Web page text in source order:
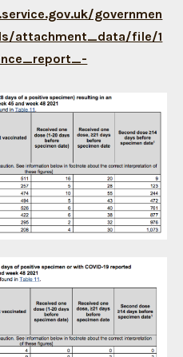
governmen
attachment_data/file/1